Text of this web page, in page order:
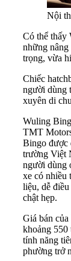
Nội
Có thể thấy
những nâng
trọng, vừa
Chiếc
người dùng
xuyên di
Wuling
TMT
Bingo được
trường Việt
người dùng
xe có nhiều
liệu, dễ
chật hẹp.
Giá bán
khoảng
tính năng
phường trở